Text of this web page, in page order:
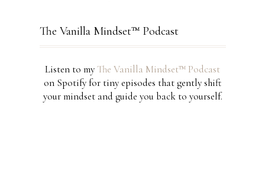
The Vanilla Mindset™ Podcast
Listen to myThe Vanilla Mindset™ Podcast
on Spotify for tiny episodes that gently shift
your mindset and guide you back to yourself.